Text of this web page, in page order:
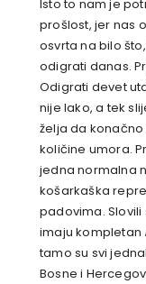
Isto to nam je
prošlost, jer nas
osvrta na bilo
odigrati danas.
Odigrati devet
nije lako, a tek
želja da
količine umora.
jedna normalna
košarkaška
padovima.
imaju kompletan
tamo su svi
Bosne i